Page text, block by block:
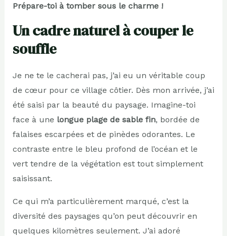
Prépare-toi à tomber sous le charme !
Un cadre naturel à couper le
souffle
Je ne te le cacherai pas, j’ai eu un véritable coup
de cœur pour ce village côtier. Dès mon arrivée, j’ai
été saisi par la beauté du paysage. Imagine-toi
face à une longue plage de sable fin, bordée de
falaises escarpées et de pinèdes odorantes. Le
contraste entre le bleu profond de l’océan et le
vert tendre de la végétation est tout simplement
saisissant.
Ce qui m’a particulièrement marqué, c’est la
diversité des paysages qu’on peut découvrir en
quelques kilomètres seulement. J’ai adoré